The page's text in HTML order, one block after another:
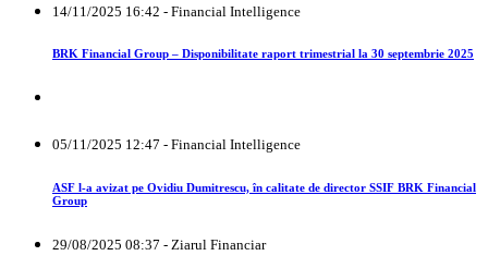
14/11/2025 16:42 - Financial Intelligence
BRK Financial Group – Disponibilitate raport trimestrial la 30 septembrie 2025
05/11/2025 12:47 - Financial Intelligence
ASF l-a avizat pe Ovidiu Dumitrescu, în calitate de director SSIF BRK Financial
Group
29/08/2025 08:37 - Ziarul Financiar